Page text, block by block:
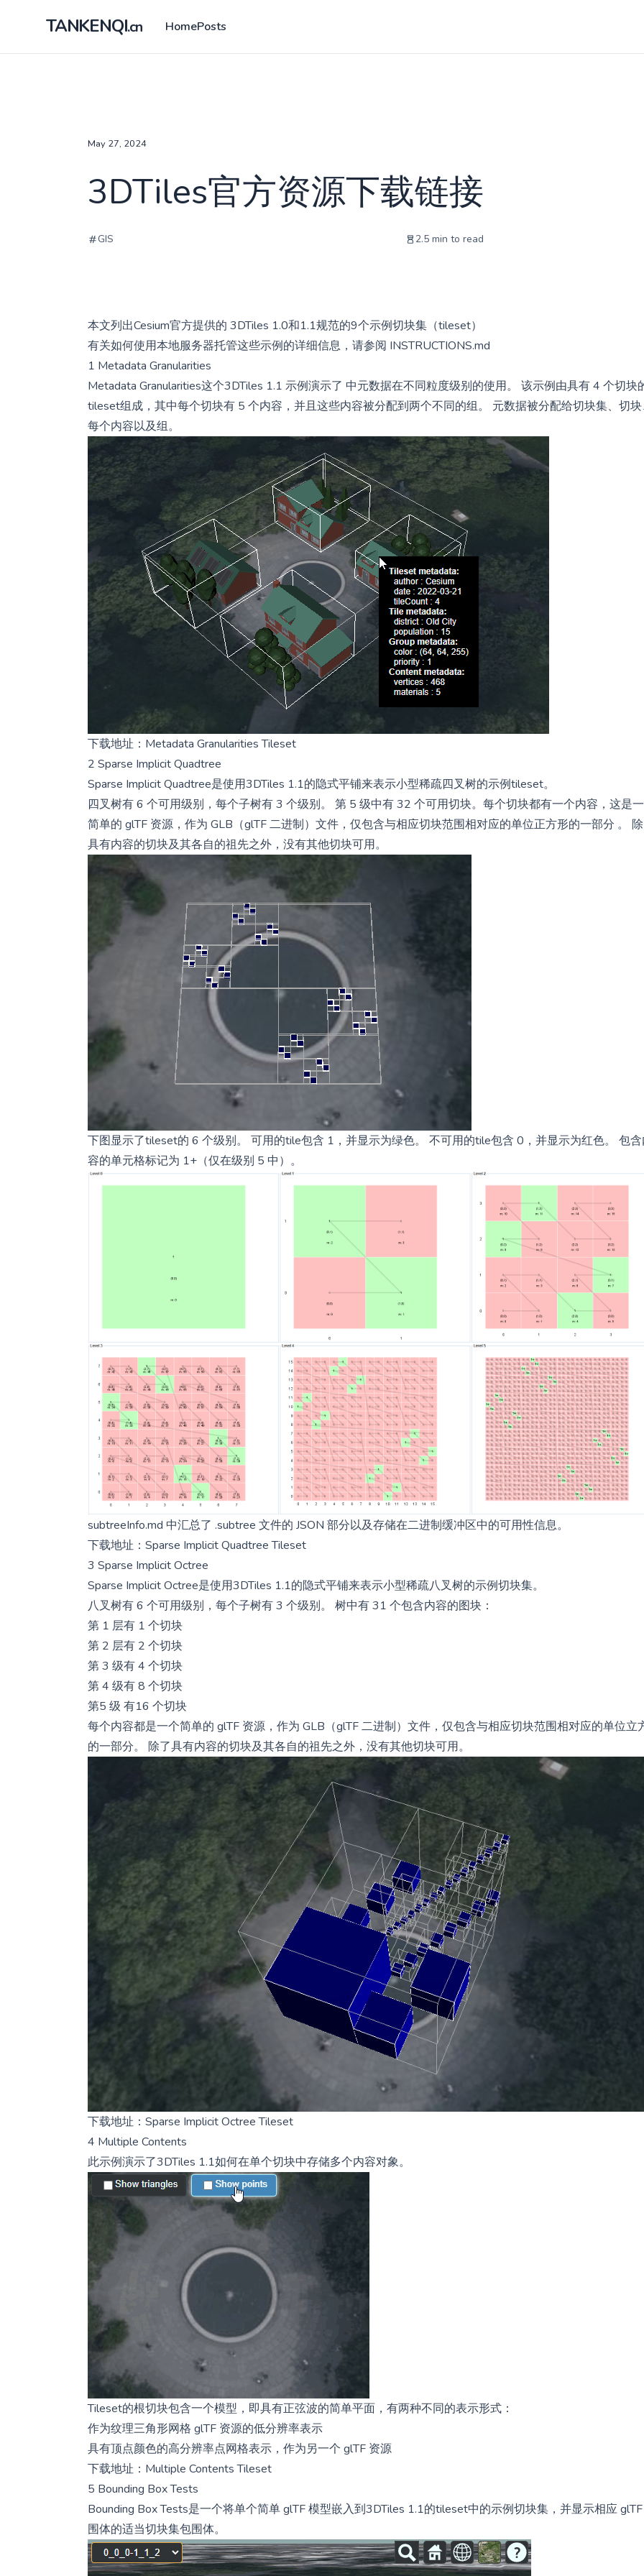
TANKENQI.cn HomePosts
May 27, 2024
3DTiles官方资源下载链接
GIS 2.5 min to read
本文列出Cesium官方提供的 3DTiles 1.0和1.1规范的9个示例切块集（tileset）
有关如何使用本地服务器托管这些示例的详细信息，请参阅 INSTRUCTIONS.md
1 Metadata Granularities
Metadata Granularities这个3DTiles 1.1 示例演示了 中元数据在不同粒度级别的使用。 该示例由具有 4 个切块
tileset组成，其中每个切块有 5 个内容，并且这些内容被分配到两个不同的组。 元数据被分配给切块集、切
每个内容以及组。
下载地址： Metadata Granularities Tileset
2 Sparse Implicit Quadtree
Sparse Implicit Quadtree是使用3DTiles 1.1的隐式平铺来表示小型稀疏四叉树的示例tileset。
四叉树有 6 个可用级别，每个子树有 3 个级别。 第 5 级中有 32 个可用切块。每个切块都有一个内容，这是
简单的 glTF 资源，作为 GLB（glTF 二进制）文件，仅包含与相应切块范围相对应的单位正方形的一部分 。
具有内容的切块及其各自的祖先之外，没有其他切块可用。
下图显示了tileset的 6 个级别。 可用的tile包含 1，并显示为绿色。 不可用的tile包含 0，并显示为红色。 包
容的单元格标记为 1+（仅在级别 5 中）。
subtreeInfo.md 中汇总了 .subtree 文件的 JSON 部分以及存储在二进制缓冲区中的可用性信息。
下载地址： Sparse Implicit Quadtree Tileset
3 Sparse Implicit Octree
Sparse Implicit Octree是使用3DTiles 1.1的隐式平铺来表示小型稀疏八叉树的示例切块集。
八叉树有 6 个可用级别，每个子树有 3 个级别。 树中有 31 个包含内容的图块：
第 1 层有 1 个切块
第 2 层有 2 个切块
第 3 级有 4 个切块
第 4 级有 8 个切块
第5 级 有16 个切块
每个内容都是一个简单的 glTF 资源，作为 GLB（glTF 二进制）文件，仅包含与相应切块范围相对应的单位立
的一部分。 除了具有内容的切块及其各自的祖先之外，没有其他切块可用。
下载地址： Sparse Implicit Octree Tileset
4 Multiple Contents
此示例演示了3DTiles 1.1如何在单个切块中存储多个内容对象。
Tileset的根切块包含一个模型，即具有正弦波的简单平面，有两种不同的表示形式：
作为纹理三角形网格 glTF 资源的低分辨率表示
具有顶点颜色的高分辨率点网格表示，作为另一个 glTF 资源
下载地址： Multiple Contents Tileset
5 Bounding Box Tests
Bounding Box Tests是一个将单个简单 glTF 模型嵌入到3DTiles 1.1的tileset中的示例切块集，并显示相应
围体的适当切块集包围体。